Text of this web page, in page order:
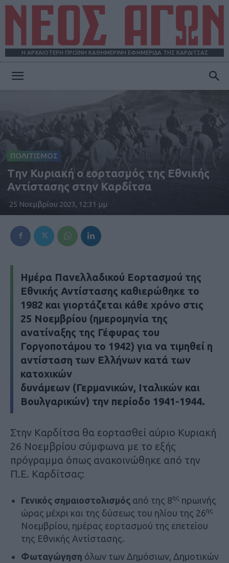
Η ΑΡΧΑΙΟΤΕΡΗ ΠΡΩΪΝΗ ΚΑΘΗΜΕΡΙΝΗ ΕΦΗΜΕΡΙΔΑ ΤΗΣ ΚΑΡΔΙΤΣΑΣ
ΑΓΩΝ
ΠΟΛΙΤΙΣΜΟΣ
Tην Κυριακή ο εορτασμός της Εθνικής
Αντίστασης στην Καρδίτσα
25 Νοεμβρίου 2023, 12:31 μμ
Ημέρα Πανελλαδικού Εορτασμού της
Εθνικής Αντίστασης καθιερώθηκε το
1982 και γιορτάζεται κάθε χρόνο στις
25 Νοεμβρίου (ημερομηνία της
ανατίναξης της Γέφυρας του
Γοργοποτάμου το 1942) για να τιμηθεί η
αντίσταση των Ελλήνων κατά των
κατοχικών
δυνάμεων (Γερμανικών, Ιταλικών και
Βουλγαρικών) την περίοδο 1941-1944.
Στην Καρδίτσα θα εορτασθεί αύριο Κυριακή
26 Νοεμβρίου σύμφωνα με το εξής
πρόγραμμα όπως ανακοινώθηκε από την
Π.Ε. Καρδίτσας:
Γενικός σημαιοστολισμός από της 8ης πρωινής
ώρας μέχρι και της δύσεως του ηλίου της 26ης
Νοεμβρίου, ημέρας εορτασμού της επετείου
της Εθνικής Αντίστασης.
Φωταγώγηση όλων των Δημόσιων, Δημοτικών